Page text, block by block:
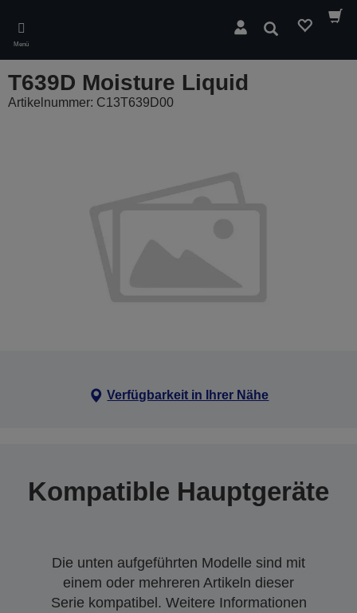
main
content
Menü
Suchen
T639D Moisture Liquid
Artikelnummer: C13T639D00
Verfügbarkeit in Ihrer Nähe
Kompatible Hauptgeräte
Die unten aufgeführten Modelle sind mit
einem oder mehreren Artikeln dieser
Serie kompatibel. Weitere Informationen